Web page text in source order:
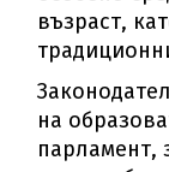
възраст,
на
парламент,